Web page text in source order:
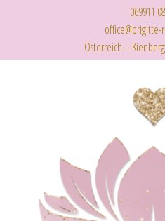
069911
Österreich –